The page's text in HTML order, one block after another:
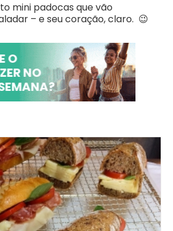
mini padocas que vão
– e seu coração, claro. 😉